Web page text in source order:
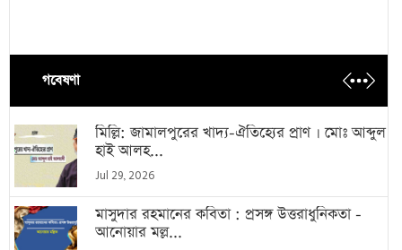
গবেষণা
মিল্লি: জামালপুরের খাদ্য-ঐতিহ্যের প্রাণ । মোঃ আব্দুল
হাই আলহ...
Jul 29, 2026
মাসুদার রহমানের কবিতা : প্রসঙ্গ উত্তরাধুনিকতা -
আনোয়ার মল্ল...